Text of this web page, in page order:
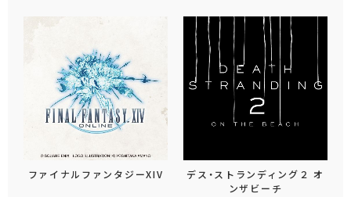
ファイナルファンタジーXIV
デス・ストランディング２ オ
ンザビーチ